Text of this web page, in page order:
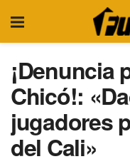
¡Denuncia
Chicó!:
jugadores
del Cali»